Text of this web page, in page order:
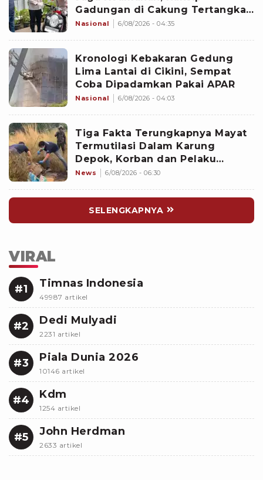
Gadungan di Cakung Tertangkap
Basah Curi Motor
Nasional 6/08/2026 - 04:35
Kronologi Kebakaran Gedung
Lima Lantai di Cikini, Sempat
Coba Dipadamkan Pakai APAR
Nasional 6/08/2026 - 04:03
Tiga Fakta Terungkapnya Mayat
Termutilasi Dalam Karung
Depok, Korban dan Pelaku
Berkenalan di Media Sosial
News 6/08/2026 - 06:30
SELENGKAPNYA
VIRAL
#1 Timnas Indonesia
49987 artikel
#2 Dedi Mulyadi
2231 artikel
#3 Piala Dunia 2026
10146 artikel
#4 Kdm
1254 artikel
#5 John Herdman
2633 artikel